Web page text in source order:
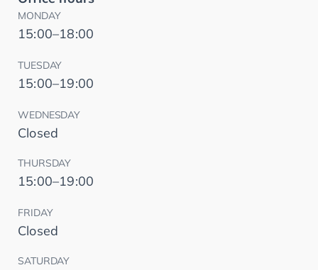
MONDAY
15:00–18:00
TUESDAY
15:00–19:00
WEDNESDAY
Closed
THURSDAY
15:00–19:00
FRIDAY
Closed
SATURDAY